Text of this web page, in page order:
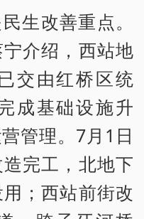
生改善重点。
介绍，西站地
交由红桥区统
成基础设施升
管理。7月1日
完工，北地下
；西站前街改